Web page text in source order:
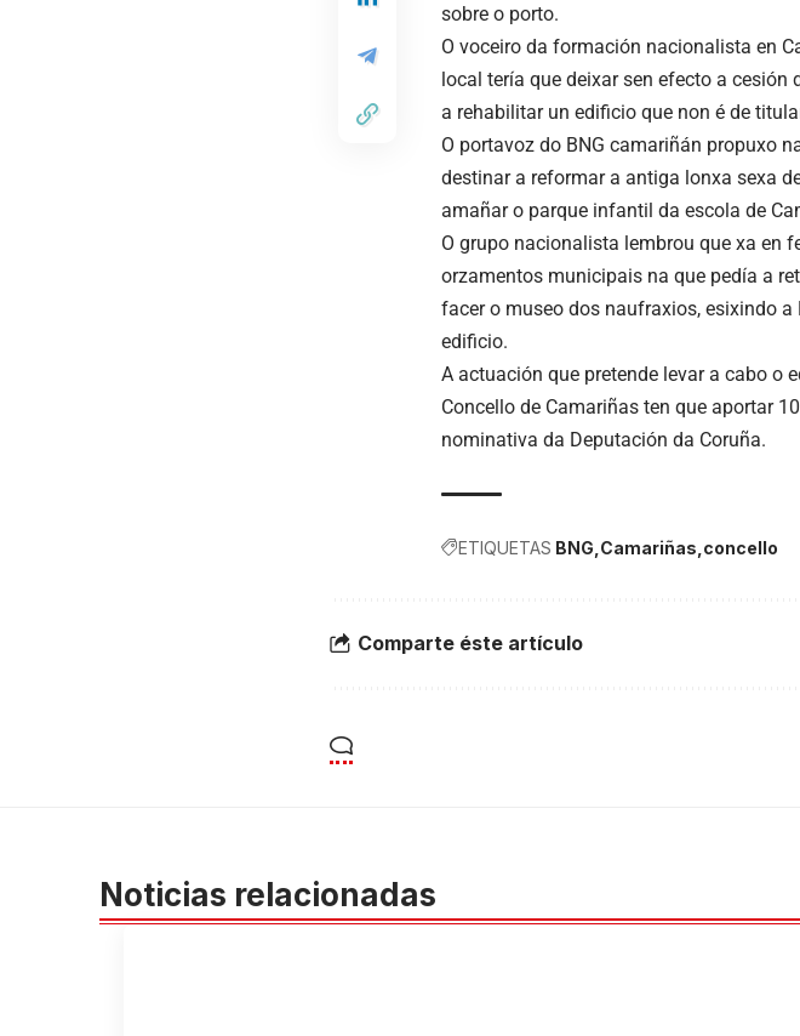
sobre o porto.
O voceiro da formación nacionalista en
local tería que deixar sen efecto a cesión
a rehabilitar un edificio que non é de
O portavoz do BNG camariñán propuxo
destinar a reformar a antiga lonxa sexa
amañar o parque infantil da escola de
O grupo nacionalista lembrou que xa en
orzamentos municipais na que pedía a
facer o museo dos naufraxios, esixindo
edificio.
A actuación que pretende levar a cabo o
Concello de Camariñas ten que aportar
nominativa da Deputación da Coruña.
ETIQUETAS BNG Camariñas concello
Comparte éste artículo
Noticias relacionadas